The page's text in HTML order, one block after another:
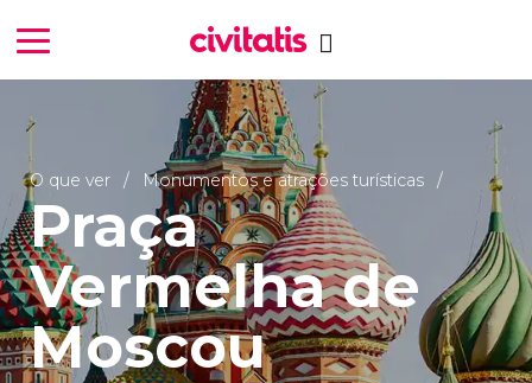
O que ver Monumentos e atrações turísticas
Praça
Vermelha de
Moscou